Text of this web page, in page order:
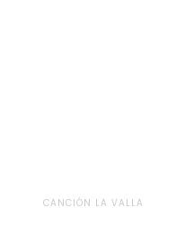
CANCIÓN LA VALLA